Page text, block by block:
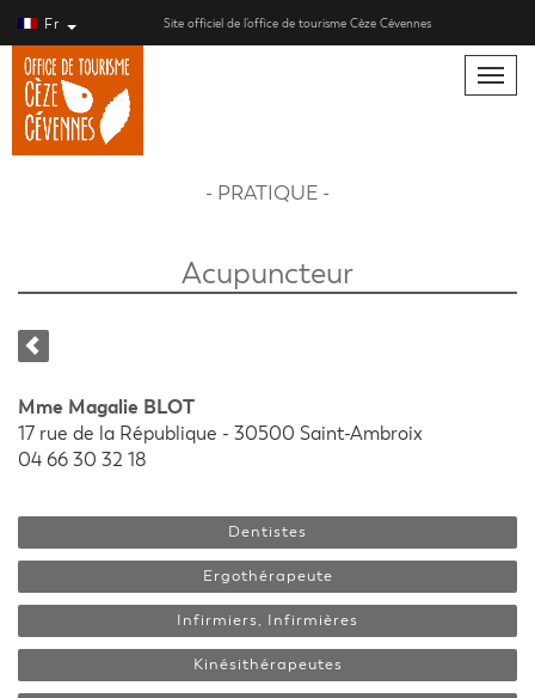
Fr Site officiel de l’office de tourisme Cèze Cévennes
Toggle
- PRATIQUE -
Acupuncteur
Mme Magalie BLOT
17 rue de la République - 30500 Saint-Ambroix
04 66 30 32 18
Dentistes
Ergothérapeute
Infirmiers, Infirmières
Kinésithérapeutes